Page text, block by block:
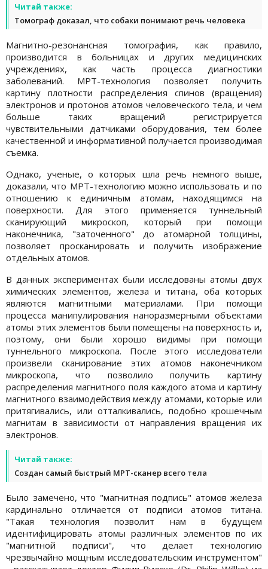
Читай также:
Томограф доказал, что собаки понимают речь человека
Магнитно-резонансная томография, как правило,
производится в больницах и других медицинских
учреждениях, как часть процесса диагностики
заболеваний. МРТ-технология позволяет получить
картину плотности распределения спинов (вращения)
электронов и протонов атомов человеческого тела, и чем
больше таких вращений регистрируется
чувствительными датчиками оборудования, тем более
качественной и информативной получается производимая
съемка.
Однако, ученые, о которых шла речь немного выше,
доказали, что МРТ-технологию можно использовать и по
отношению к единичным атомам, находящимся на
поверхности. Для этого применяется туннельный
сканирующий микроскоп, который при помощи
наконечника, "заточенного" до атомарной толщины,
позволяет просканировать и получить изображение
отдельных атомов.
В данных экспериментах были исследованы атомы двух
химических элементов, железа и титана, оба которых
являются магнитными материалами. При помощи
процесса манипулирования наноразмерными объектами
атомы этих элементов были помещены на поверхность и,
поэтому, они были хорошо видимы при помощи
туннельного микроскопа. После этого исследователи
произвели сканирование этих атомов наконечником
микроскопа, что позволило получить картину
распределения магнитного поля каждого атома и картину
магнитного взаимодействия между атомами, которые или
притягивались, или отталкивались, подобно крошечным
магнитам в зависимости от направления вращения их
электронов.
Читай также:
Создан самый быстрый МРТ-сканер всего тела
Было замечено, что "магнитная подпись" атомов железа
кардинально отличается от подписи атомов титана.
"Такая технология позволит нам в будущем
идентифицировать атомы различных элементов по их
"магнитной подписи", что делает технологию
чрезвычайно мощным исследовательским инструментом"